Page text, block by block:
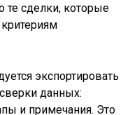
те сделки, которые
экспортировать
данных:
и примечания. Это